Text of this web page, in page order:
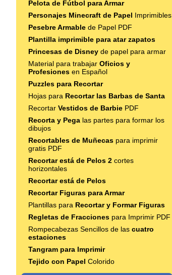
Pelota de Fútbol para Armar
Personajes Minecraft de Papel Imprimibles
Pesebre Armable de Papel PDF
Plantilla imprimible para atar zapatos
Princesas de Disney de papel para armar
Material para trabajar Oficios y
Profesiones en Español
Puzzles para Recortar
Hojas para Recortar las Barbas de Santa
Recortar Vestidos de Barbie PDF
Recorta y Pega las partes para formar los
dibujos
Recortables de Muñecas para imprimir
gratis PDF
Recortar está de Pelos 2 cortes
horizontales
Recortar está de Pelos
Recortar Figuras para Armar
Plantillas para Recortar y Formar Figuras
Regletas de Fracciones para Imprimir PDF
Rompecabezas Sencillos de las cuatro
estaciones
Tangram para Imprimir
Tejido con Papel Colorido